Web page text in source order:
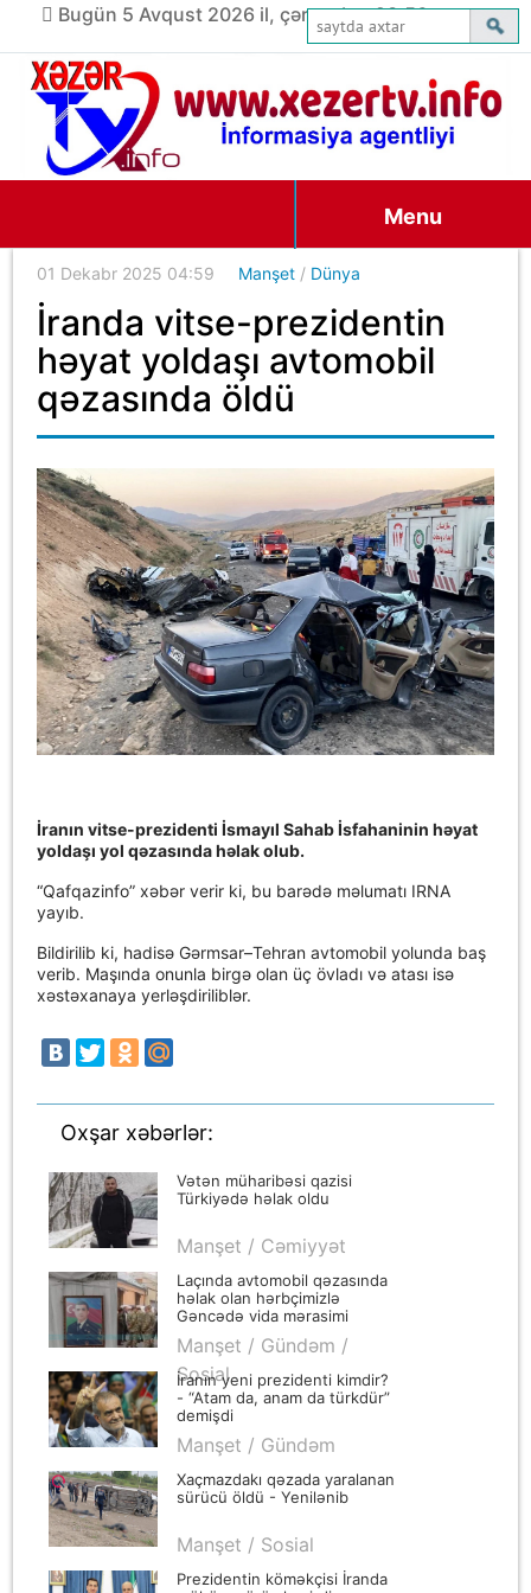
Bugün 5 Avqust 2026 il, çərşənbə, 23:56
Menu
01 Dekabr 2025 04:59 Manşet / Dünya
İranda vitse-prezidentin
həyat yoldaşı avtomobil
qəzasında öldü
İranın vitse-prezidenti İsmayıl Sahab İsfahaninin həyat
yoldaşı yol qəzasında həlak olub.
“Qafqazinfo” xəbər verir ki, bu barədə məlumatı IRNA
yayıb.
Bildirilib ki, hadisə Gərmsar–Tehran avtomobil yolunda baş
verib. Maşında onunla birgə olan üç övladı və atası isə
xəstəxanaya yerləşdiriliblər.
Oxşar xəbərlər:
Vətən müharibəsi qazisi
Türkiyədə həlak oldu
Manşet / Cəmiyyət
Laçında avtomobil qəzasında
həlak olan hərbçimizlə
Gəncədə vida mərasimi
Manşet / Gündəm /
Sosial
İranın yeni prezidenti kimdir?
- “Atam da, anam da türkdür”
demişdi
Manşet / Gündəm
Xaçmazdakı qəzada yaralanan
sürücü öldü - Yenilənib
Manşet / Sosial
Prezidentin köməkçisi İranda